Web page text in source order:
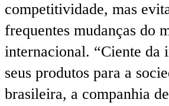
competitividade, mas
frequentes mudanças do
internacional. “Ciente da
seus produtos para a
brasileira, a companhia